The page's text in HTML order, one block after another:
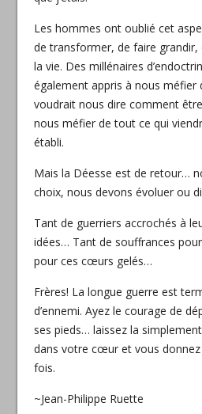
Les hommes ont oublié cet
de transformer, de faire
la vie. Des millénaires
également appris à nous
voudrait nous dire comment
nous méfier de tout ce qui
établi.
Mais la Déesse est de retour…
choix, nous devons évoluer ou
Tant de guerriers accrochés à
idées… Tant de souffrances
pour ces cœurs gelés…
Frères! La longue guerre est
d’ennemi. Ayez le courage de
ses pieds… laissez la
dans votre cœur et vous
fois.
~Jean-Philippe Ruette